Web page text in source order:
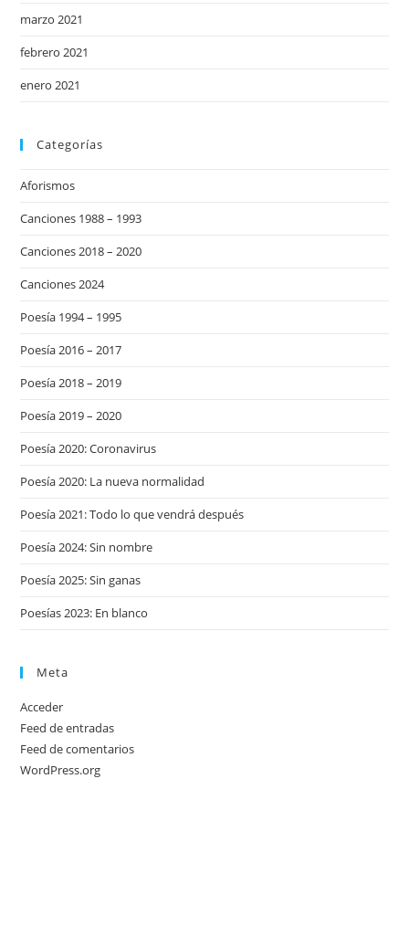
marzo 2021
febrero 2021
enero 2021
Categorías
Aforismos
Canciones 1988 – 1993
Canciones 2018 – 2020
Canciones 2024
Poesía 1994 – 1995
Poesía 2016 – 2017
Poesía 2018 – 2019
Poesía 2019 – 2020
Poesía 2020: Coronavirus
Poesía 2020: La nueva normalidad
Poesía 2021: Todo lo que vendrá después
Poesía 2024: Sin nombre
Poesía 2025: Sin ganas
Poesías 2023: En blanco
Meta
Acceder
Feed de entradas
Feed de comentarios
WordPress.org